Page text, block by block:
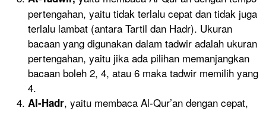
pertengahan, yaitu tidak terlalu cepat dan tidak juga
terlalu lambat (antara Tartil dan Hadr). Ukuran
bacaan yang digunakan dalam tadwir adalah ukuran
pertengahan, yaitu jika ada pilihan memanjangkan
bacaan boleh 2, 4, atau 6 maka tadwir memilih yang
4.
Al-Hadr, yaitu membaca Al-Qur’an dengan cepat,